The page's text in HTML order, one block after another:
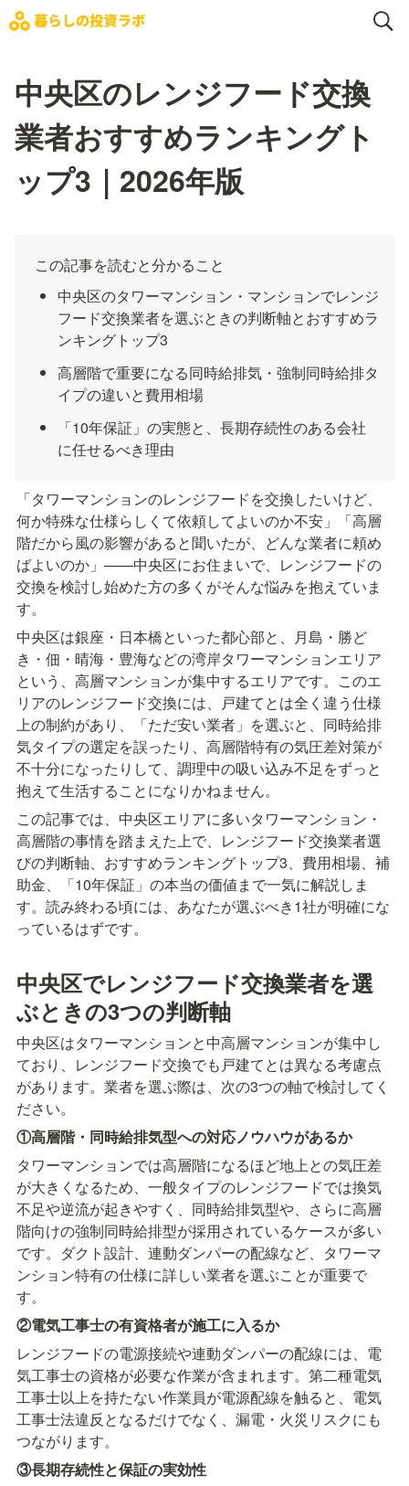
中央区のレンジフード交換
業者おすすめランキングト
ップ3｜2026年版
この記事を読むと分かること
中央区のタワーマンション・マンションでレンジ
フード交換業者を選ぶときの判断軸とおすすめラ
ンキングトップ3
高層階で重要になる同時給排気・強制同時給排タ
イプの違いと費用相場
「10年保証」の実態と、長期存続性のある会社
に任せるべき理由
「タワーマンションのレンジフードを交換したいけど、
何か特殊な仕様らしくて依頼してよいのか不安」「高層
階だから風の影響があると聞いたが、どんな業者に頼め
ばよいのか」——中央区にお住まいで、レンジフードの
交換を検討し始めた方の多くがそんな悩みを抱えていま
す。
中央区は銀座・日本橋といった都心部と、月島・勝ど
き・佃・晴海・豊海などの湾岸タワーマンションエリア
という、高層マンションが集中するエリアです。このエ
リアのレンジフード交換には、戸建てとは全く違う仕様
上の制約があり、「ただ安い業者」を選ぶと、同時給排
気タイプの選定を誤ったり、高層階特有の気圧差対策が
不十分になったりして、調理中の吸い込み不足をずっと
抱えて生活することになりかねません。
この記事では、中央区エリアに多いタワーマンション・
高層階の事情を踏まえた上で、レンジフード交換業者選
びの判断軸、おすすめランキングトップ3、費用相場、補
助金、「10年保証」の本当の価値まで一気に解説しま
す。読み終わる頃には、あなたが選ぶべき1社が明確にな
っているはずです。
中央区でレンジフード交換業者を選
ぶときの3つの判断軸
中央区はタワーマンションと中高層マンションが集中し
ており、レンジフード交換でも戸建てとは異なる考慮点
があります。業者を選ぶ際は、次の3つの軸で検討してく
ださい。
①高層階・同時給排気型への対応ノウハウがあるか
タワーマンションでは高層階になるほど地上との気圧差
が大きくなるため、一般タイプのレンジフードでは換気
不足や逆流が起きやすく、同時給排気型や、さらに高層
階向けの強制同時給排型が採用されているケースが多い
です。ダクト設計、連動ダンパーの配線など、タワーマ
ンション特有の仕様に詳しい業者を選ぶことが重要で
す。
②電気工事士の有資格者が施工に入るか
レンジフードの電源接続や連動ダンパーの配線には、電
気工事士の資格が必要な作業が含まれます。第二種電気
工事士以上を持たない作業員が電源配線を触ると、電気
工事士法違反となるだけでなく、漏電・火災リスクにも
つながります。
③長期存続性と保証の実効性